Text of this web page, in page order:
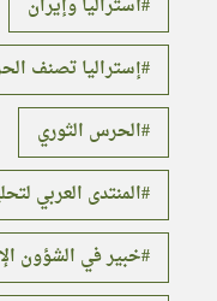
إستراليا تصنف
الحرس الثوري
المنتدى العربي
خبير في الشؤون